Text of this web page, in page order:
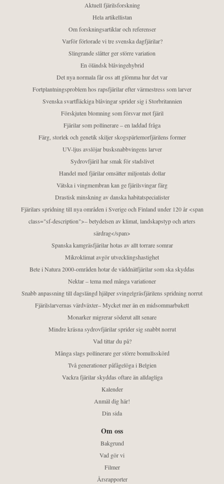
Aktuell fjärilsforskning
Hela artikellistan
Om forskningsartiklar och referenser
Varför förlorade vi tre svenska dagfjärilar?
Slingrande slåtter ger större variation
En öländsk blåvingehybrid
Det nya normala får oss att glömma hur det var
Fortplantningsproblem hos rapsfjärilar efter värmestress som larver
Svenska svartfläckiga blåvingar sprider sig i Storbritannien
Förskjuten blomning som försvar mot fjäril
Fjärilar som pollinerare – en laddad fråga
Färg, storlek och genetik skiljer skogspärlemorfjärilens former
UV-ljus avslöjar busksnabbvingens larver
Sydrovfjäril har smak för stadslivet
Handel med fjärilar omsätter miljontals dollar
Vätska i vingmembran kan ge fjärilsvingar färg
Drastisk minskning av danska habitatspecialister
Fjärilars spridning till nya områden i Sverige och Finland under 120 år <span
class="sf-description">– betydelsen av klimat, landskapstyp och arters
särdrag</span>
Spanska kamgräsfjärilar hotas av allt torrare somrar
Mikroklimat avgör utvecklingshastighet
Bete i Natura 2000-områden hotar de väddnätfjärilar som ska skyddas
Nektar – tema med många variationer
Snabb anpassning till dagslängd hjälper svingelgräsfjärilens spridning norrut
Fjärilslarvernas värdväxter– Mycket mer än en midsommarbukett
Monarker migrerar söderut allt senare
Mindre kräsna sydrovfjärilar sprider sig snabbt norrut
Vad tittar du på?
Många slags pollinerare ger större bomullsskörd
Två generationer påfågelöga i Belgien
Vackra fjärilar skyddas oftare än alldagliga
Kalender
Anmäl dig här!
Din sida
Om oss
Bakgrund
Vad gör vi
Filmer
Årsrapporter